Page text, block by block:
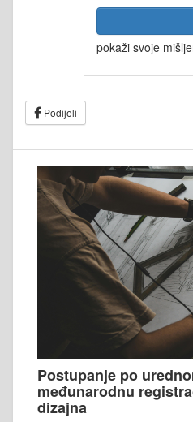
pokaži svoje
Podijeli
Postupanje po
međunarodnu
dizajna